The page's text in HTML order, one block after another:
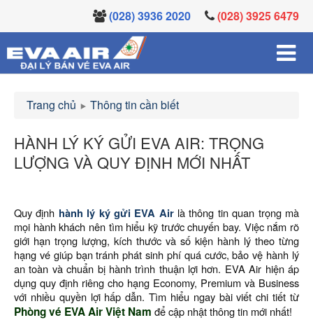
(028) 3936 2020 (028) 3925 6479
Trang chủ Thông tin cần biết
HÀNH LÝ KÝ GỬI EVA AIR: TRỌNG
LƯỢNG VÀ QUY ĐỊNH MỚI NHẤT
Quy định hành lý ký gửi EVA Air là thông tin quan trọng mà
mọi hành khách nên tìm hiểu kỹ trước chuyến bay. Việc nắm rõ
giới hạn trọng lượng, kích thước và số kiện hành lý theo từng
hạng vé giúp bạn tránh phát sinh phí quá cước, bảo vệ hành lý
an toàn và chuẩn bị hành trình thuận lợi hơn. EVA Air hiện áp
dụng quy định riêng cho hạng Economy, Premium và Business
với nhiều quyền lợi hấp dẫn. Tìm hiểu ngay bài viết chi tiết từ
Phòng vé EVA Air Việt Nam để cập nhật thông tin mới nhất!